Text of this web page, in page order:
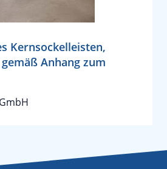
Kernsockelleisten,
Anhang zum